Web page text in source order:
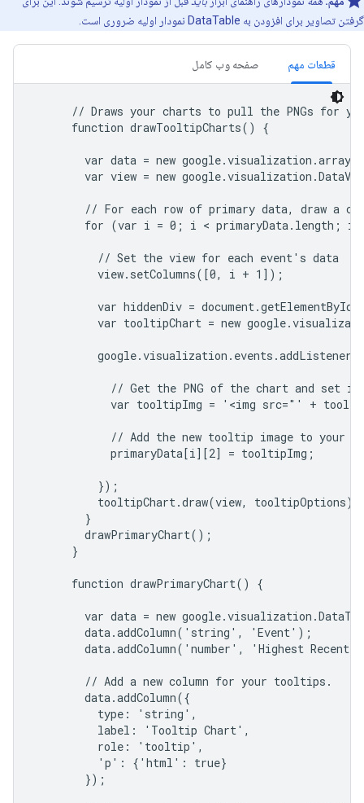
گرفتن تصاویر برای افزودن به DataTable نمودار اولیه ضروری است.
قطعات مهم صفحه وب کامل
// Draws your charts to pull the PNGs for
      function drawTooltipCharts() {
var data = new
var view = new
// For each row of primary data, draw a
for (var i = 0; i < primaryData.length;
          // Set the view for each event's data
          view.setColumns([0, i + 1]);
var hiddenDiv =
var tooltipChart = new
// Get the PNG of the chart and set
var tooltipImg = '<img src="' +
// Add the new tooltip image to your
            primaryData[i][2] = tooltipImg;
          });
          tooltipChart.draw(view, tooltipOptions);
        }
        drawPrimaryChart();
      }
      function drawPrimaryChart() {
var data = new
        data.addColumn('string', 'Event');
data.addColumn('number', 'Highest Recent
        // Add a new column for your tooltips.
        data.addColumn({
          type: 'string',
          label: 'Tooltip Chart',
          role: 'tooltip',
          'p': {'html': true}
        });